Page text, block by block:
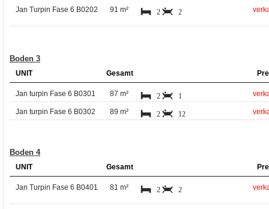
Jan Turpin Fase 6 B0202 91 m² 2 2
Boden 3
UNIT Gesamt
Jan turpin Fase 6 B0301 87 m² 2 1
Jan turpin Fase 6 B0302 89 m² 2 12
Boden 4
UNIT Gesamt
Jan Turpin Fase 6 B0401 81 m² 2 2